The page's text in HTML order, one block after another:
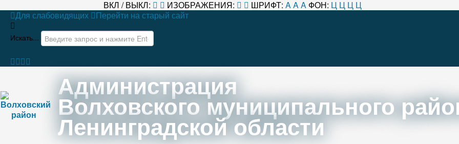
ВКЛ / ВЫКЛ: ИЗОБРАЖЕНИЯ: ШРИФТ: AAA ФОН: Ц Ц Ц Ц
Для слабовидящих
Перейти на старый сайт
Искать...
Администрация
Волховского муниципального
Ленинградской области